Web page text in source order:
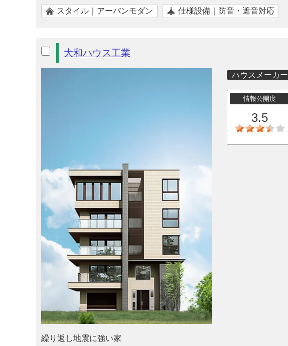
スタイル｜アーバンモダン 仕様設備｜防音・遮音対応
大和ハウス工業
ハウスメーカー
情報公開度
3.5
繰り返し地震に強い家